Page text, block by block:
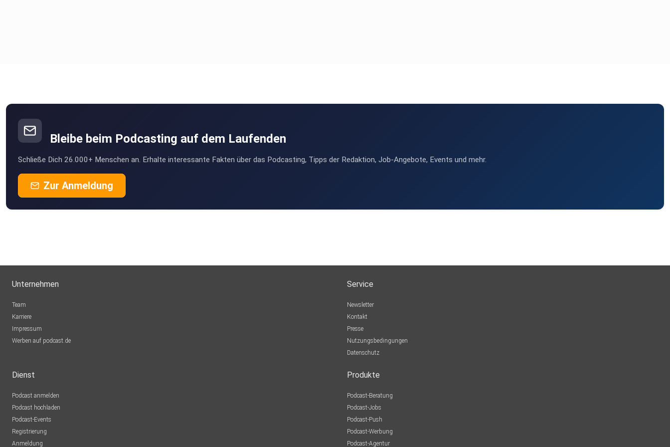
Bleibe beim Podcasting auf dem Laufenden
Schließe Dich 26.000+ Menschen an. Erhalte interessante Fakten über das Podcasting, Tipps der Redaktion, Job-Angebote, Events und mehr.
Zur Anmeldung
Unternehmen
Team
Karriere
Impressum
Werben auf podcast.de
Service
Newsletter
Kontakt
Presse
Nutzungsbedingungen
Datenschutz
Dienst
Podcast anmelden
Podcast hochladen
Podcast-Events
Registrierung
Anmeldung
Produkte
Podcast-Beratung
Podcast-Jobs
Podcast-Push
Podcast-Werbung
Podcast-Agentur